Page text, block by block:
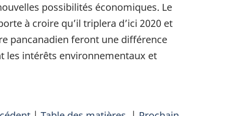
possibilités économiques. Le
à croire qu’il triplera d’ici 2020 et
pancanadien feront une différence
les intérêts environnementaux et